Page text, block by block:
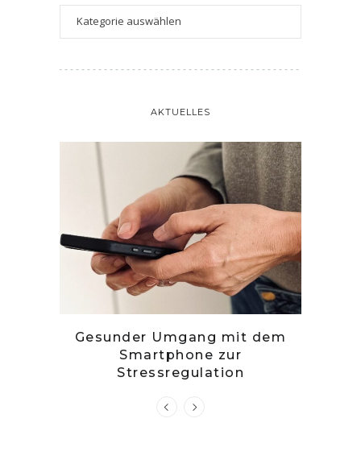
AKTUELLES
Gesunder Umgang mit dem
Smartphone zur
Stressregulation